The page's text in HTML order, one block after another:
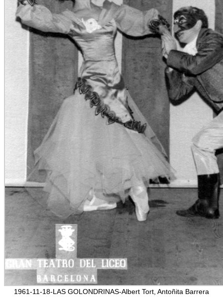
1961-11-18-LAS GOLONDRINAS-Albert Tort, Antoñita Barrera